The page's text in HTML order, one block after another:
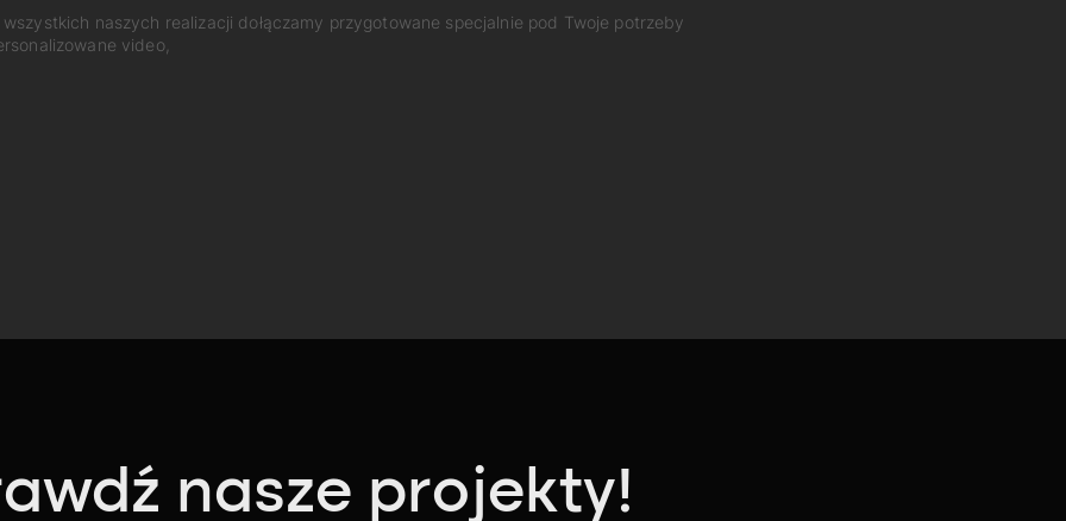
wszystkich naszych realizacji dołączamy przygotowane specjalnie pod Twoje potrzeby
video,
nasze projekty!